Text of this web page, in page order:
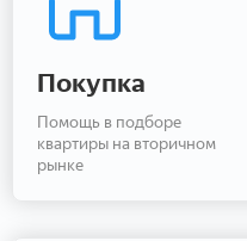
Покупка
Помощь в подборе
квартиры на вторичном
рынке